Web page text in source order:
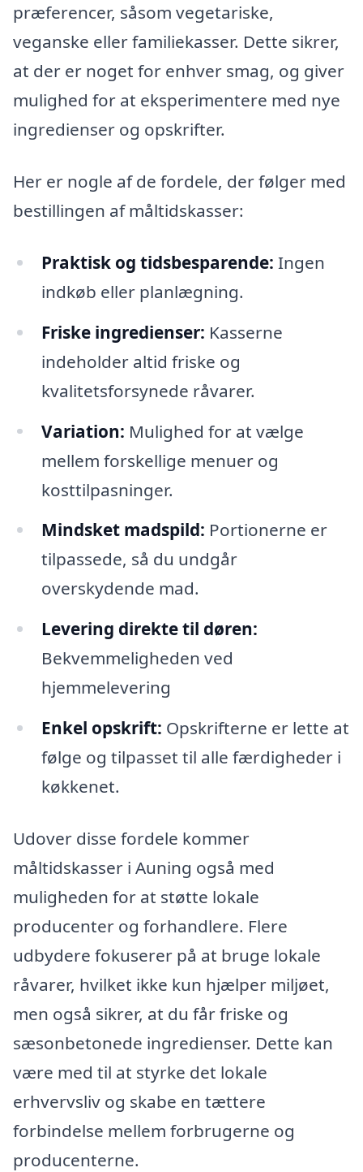
præferencer, såsom vegetariske,
veganske eller familiekasser. Dette sikrer,
at der er noget for enhver smag, og giver
mulighed for at eksperimentere med nye
ingredienser og opskrifter.
Her er nogle af de fordele, der følger med
bestillingen af måltidskasser:
Praktisk og tidsbesparende: Ingen
indkøb eller planlægning.
Friske ingredienser: Kasserne
indeholder altid friske og
kvalitetsforsynede råvarer.
Variation: Mulighed for at vælge
mellem forskellige menuer og
kosttilpasninger.
Mindsket madspild: Portionerne er
tilpassede, så du undgår
overskydende mad.
Levering direkte til døren:
Bekvemmeligheden ved
hjemmelevering
Enkel opskrift: Opskrifterne er lette at
følge og tilpasset til alle færdigheder i
køkkenet.
Udover disse fordele kommer
måltidskasser i Auning også med
muligheden for at støtte lokale
producenter og forhandlere. Flere
udbydere fokuserer på at bruge lokale
råvarer, hvilket ikke kun hjælper miljøet,
men også sikrer, at du får friske og
sæsonbetonede ingredienser. Dette kan
være med til at styrke det lokale
erhvervsliv og skabe en tættere
forbindelse mellem forbrugerne og
producenterne.